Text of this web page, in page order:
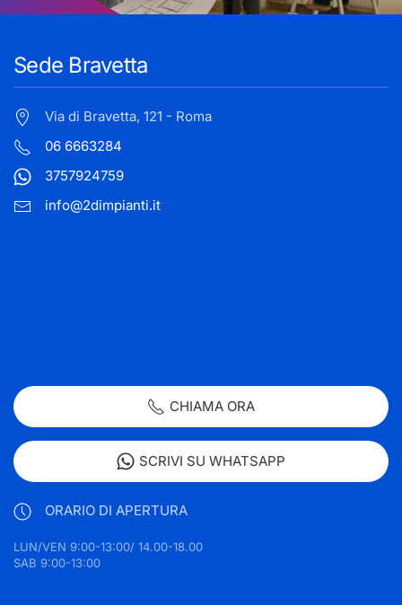
Sede Bravetta
Via di Bravetta, 121 - Roma
06 6663284
3757924759
info@2dimpianti.it
CHIAMA ORA
SCRIVI SU WHATSAPP
ORARIO DI APERTURA
LUN/VEN 9:00-13:00/ 14.00-18.00
SAB 9:00-13:00